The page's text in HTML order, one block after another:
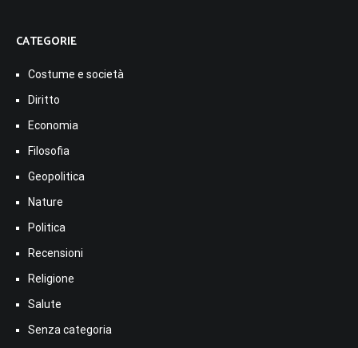
CATEGORIE
Costume e società
Diritto
Economia
Filosofia
Geopolitica
Nature
Politica
Recensioni
Religione
Salute
Senza categoria